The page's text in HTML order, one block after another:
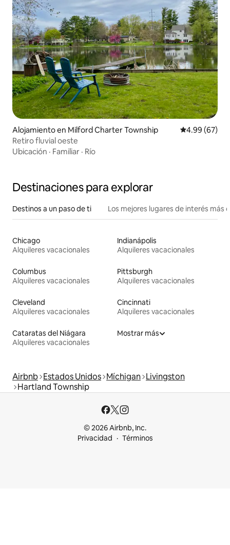
Alojamiento en Milford Charter Township Calificación
4.99 (67)
Retiro fluvial oeste
Ubicación · Familiar · Río
Destinaciones para explorar
Destinos a un paso de ti Los mejores lugares de interés más
Chicago
Alquileres vacacionales
Indianápolis
Alquileres vacacionales
Columbus
Alquileres vacacionales
Pittsburgh
Alquileres vacacionales
Cleveland
Alquileres vacacionales
Cincinnati
Alquileres vacacionales
Cataratas del Niágara
Alquileres vacacionales
Mostrar más
Airbnb Estados Unidos Míchigan Livingston
Hartland Township
© 2026 Airbnb, Inc.
Privacidad
Términos